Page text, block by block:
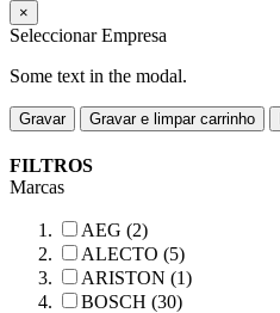
×
Seleccionar Empresa
Some text in the modal.
Gravar Gravar e limpar carrinho
FILTROS
Marcas
AEG (2)
ALECTO (5)
ARISTON (1)
BOSCH (30)